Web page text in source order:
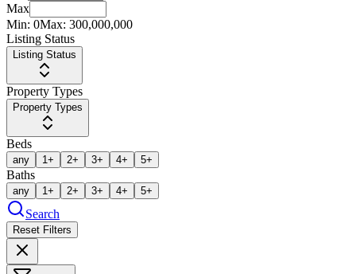
Max
Min: 0Max: 300,000,000
Listing Status
Listing Status
Property Types
Property Types
Beds
any 1+ 2+ 3+ 4+ 5+
Baths
any 1+ 2+ 3+ 4+ 5+
Search
Reset Filters